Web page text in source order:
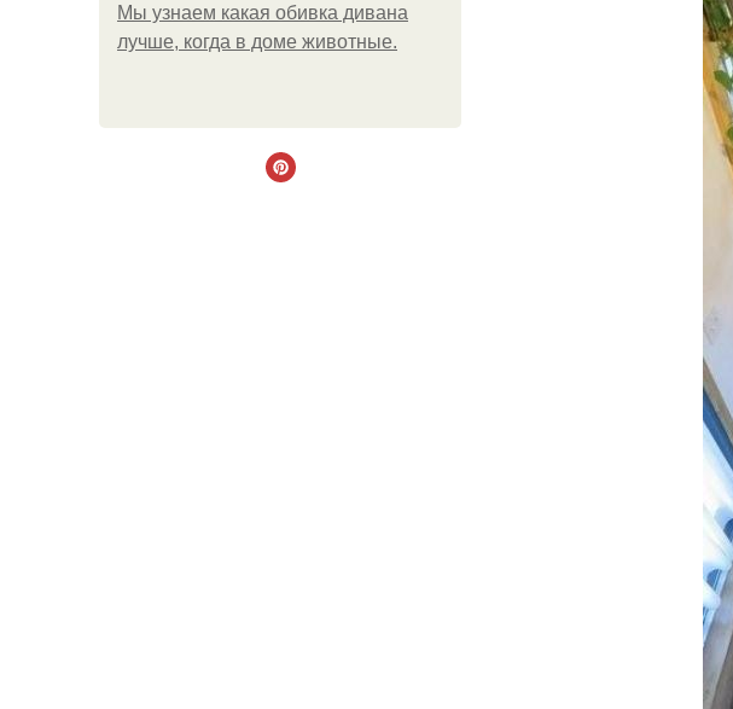
Мы узнаем какая обивка дивана
лучше, когда в доме животные.